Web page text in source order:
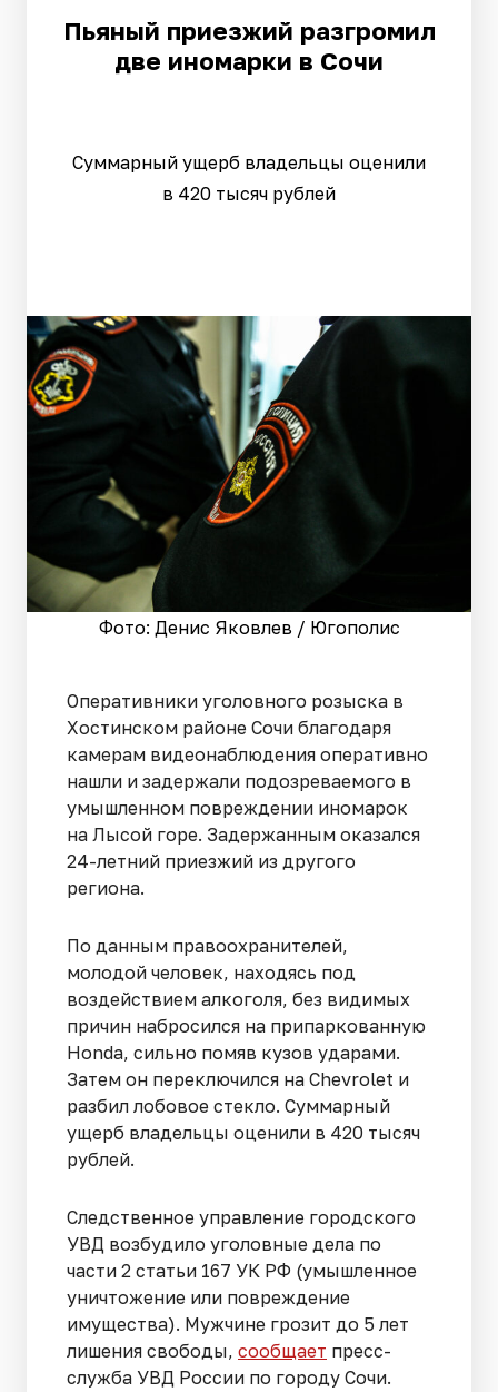
Пьяный приезжий разгромил
две иномарки в Сочи
Суммарный ущерб владельцы оценили
в 420 тысяч рублей
Фото: Денис Яковлев / Югополис
Оперативники уголовного розыска в
Хостинском районе Сочи благодаря
камерам видеонаблюдения оперативно
нашли и задержали подозреваемого в
умышленном повреждении иномарок
на Лысой горе. Задержанным оказался
24-летний приезжий из другого
региона.
По данным правоохранителей,
молодой человек, находясь под
воздействием алкоголя, без видимых
причин набросился на припаркованную
Honda, сильно помяв кузов ударами.
Затем он переключился на Chevrolet и
разбил лобовое стекло. Суммарный
ущерб владельцы оценили в 420 тысяч
рублей.
Следственное управление городского
УВД возбудило уголовные дела по
части 2 статьи 167 УК РФ (умышленное
уничтожение или повреждение
имущества). Мужчине грозит до 5 лет
лишения свободы, сообщает пресс-
служба УВД России по городу Сочи.